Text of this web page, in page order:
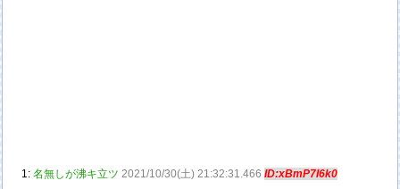
1:名無しが沸キ立ツ 2021/10/30(土) 21:32:31.466ID:xBmP7I6k0